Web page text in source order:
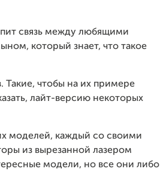
связь между любящими
который знает, что такое
Такие, чтобы на их примере
лайт-версию некоторых
моделей, каждый со своими
из вырезанной лазером
модели, но все они либо